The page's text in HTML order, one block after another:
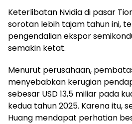
Keterlibatan Nvidia di pasar
sorotan lebih tajam tahun ini,
pengendalian ekspor
semakin ketat.
Menurut perusahaan,
menyebabkan kerugian
sebesar USD 13,5 miliar pada
kedua tahun 2025. Karena itu,
Huang mendapat perhatian